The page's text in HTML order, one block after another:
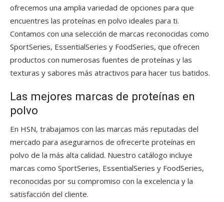
ofrecemos una amplia variedad de opciones para que
encuentres las proteínas en polvo ideales para ti.
Contamos con una selección de marcas reconocidas como
SportSeries, EssentialSeries y FoodSeries, que ofrecen
productos con numerosas fuentes de proteínas y las
texturas y sabores más atractivos para hacer tus batidos.
Las mejores marcas de proteínas en
polvo
En HSN, trabajamos con las marcas más reputadas del
mercado para asegurarnos de ofrecerte proteínas en
polvo de la más alta calidad. Nuestro catálogo incluye
marcas como SportSeries, EssentialSeries y FoodSeries,
reconocidas por su compromiso con la excelencia y la
satisfacción del cliente.